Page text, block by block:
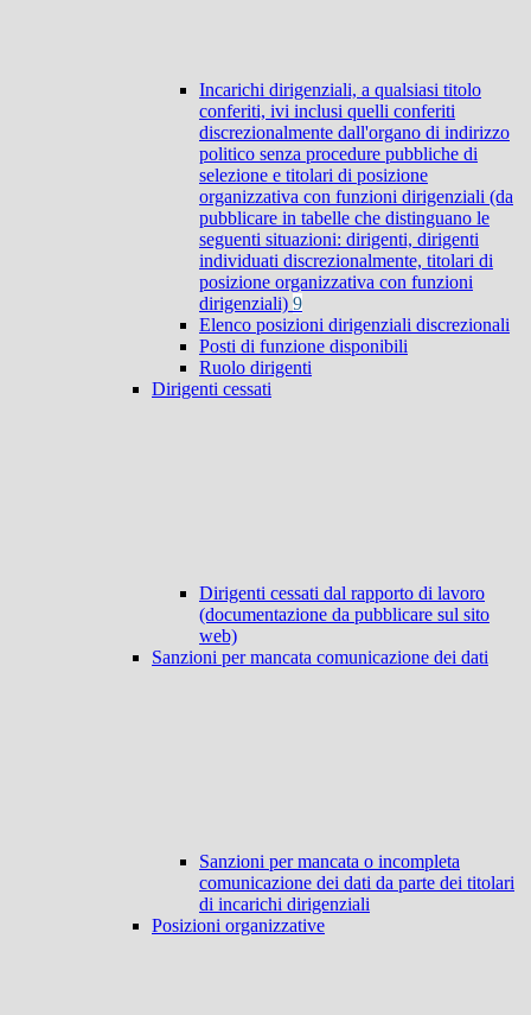
Incarichi dirigenziali, a qualsiasi titolo
conferiti, ivi inclusi quelli conferiti
discrezionalmente dall'organo di indirizzo
politico senza procedure pubbliche di
selezione e titolari di posizione
organizzativa con funzioni dirigenziali (da
pubblicare in tabelle che distinguano le
seguenti situazioni: dirigenti, dirigenti
individuati discrezionalmente, titolari di
posizione organizzativa con funzioni
dirigenziali) 9
Elenco posizioni dirigenziali discrezionali
Posti di funzione disponibili
Ruolo dirigenti
Dirigenti cessati
Dirigenti cessati dal rapporto di lavoro
(documentazione da pubblicare sul sito
web)
Sanzioni per mancata comunicazione dei dati
Sanzioni per mancata o incompleta
comunicazione dei dati da parte dei titolari
di incarichi dirigenziali
Posizioni organizzative